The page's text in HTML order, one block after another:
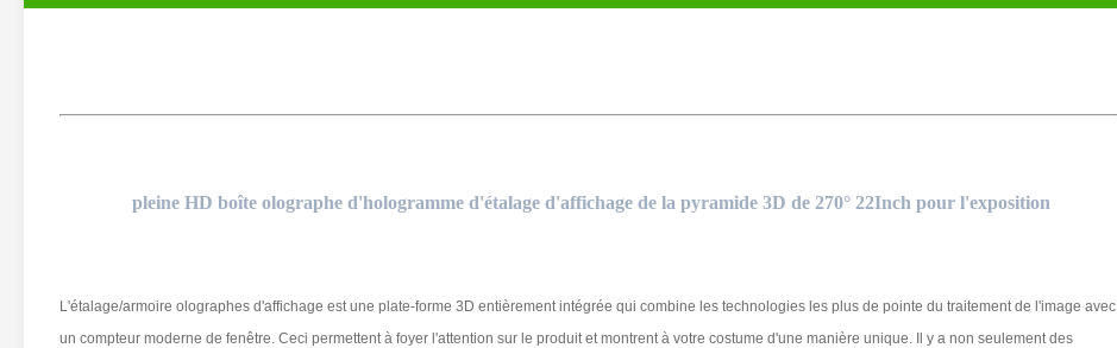
pleine HD boîte olographe d'hologramme d'étalage d'affichage de la pyramide 3D de 270° 22Inch pour l'exposition
L'étalage/armoire olographes d'affichage est une plate-forme 3D entièrement intégrée qui combine les technologies les plus de pointe du traitement de l'image avec
un compteur moderne de fenêtre. Ceci permettent à foyer l'attention sur le produit et montrent à votre costume d'une manière unique. Il y a non seulement des